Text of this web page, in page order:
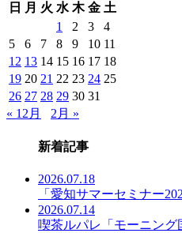
事
覧
日
月 火 水 木 金 土
1
2 3
4
5
6 7 8 9 10 11
12 13 14 15 16 17 18
19 20 21 22 23 24 25
26 27 28 29 30 31
« 12月
2月 »
新着記事
2026.07.18
「愛知サマーセミナー
2026.07.14
喫茶ルパレ「モーニング